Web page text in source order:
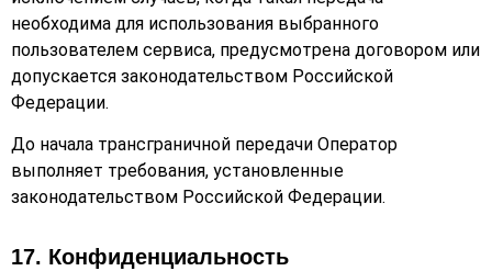
необходима для использования выбранного
пользователем сервиса, предусмотрена договором или
допускается законодательством Российской
Федерации.
До начала трансграничной передачи Оператор
выполняет требования, установленные
законодательством Российской Федерации.
17. Конфиденциальность